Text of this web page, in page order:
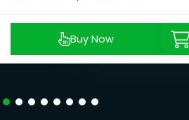
Buy Now